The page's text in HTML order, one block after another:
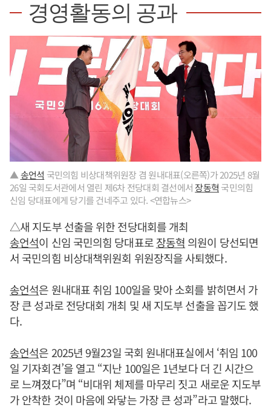
경영활동의 공과
▲송언석 국민의힘 비상대책위원장 겸 원내대표(오른쪽)가 2025년 8월
26일 국회도서관에서 열린 제6차 전당대회 결선에서 장동혁 국민의힘
신임 당대표에게 당기를 건네주고 있다. <연합뉴스>
△새 지도부 선출을 위한 전당대회를 개최
송언석이 신임 국민의힘 당대표로장동혁 의원이 당선되면
서 국민의힘 비상대책위원회 위원장직을 사퇴했다.
송언석은 원내대표 취임 100일을 맞아 소회를 밝히면서 가
장 큰 성과로 전당대회 개최 및 새 지도부 선출을 꼽기도 했
다.
송언석은 2025년 9월23일 국회 원내대표실에서 ‘취임 100
일 기자회견’을 열고 “지난 100일은 1년보다 더 긴 시간으
로 느껴졌다”며 “비대위 체제를 마무리 짓고 새로운 지도부
가 안착한 것이 마음에 와닿는 가장 큰 성과”라고 말했다.